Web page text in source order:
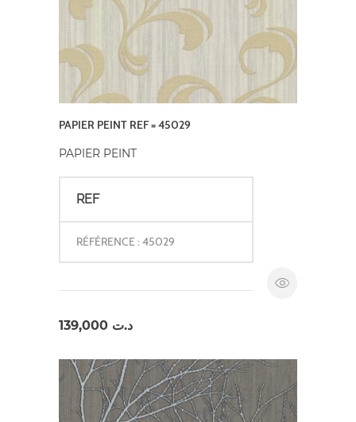
PAPIER PEINT REF = 45029
PAPIER PEINT
REF
RÉFÉRENCE : 45029
د.ت